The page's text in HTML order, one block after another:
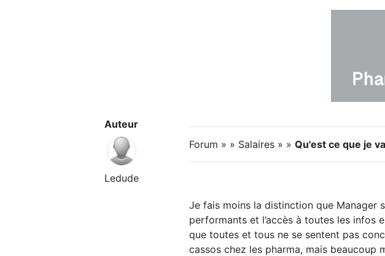
Auteur
Ledude
Forum » » Salaires » » Qu'est ce que je
Je fais moins la distinction que Manager
performants et l’accès à toutes les infos
que toutes et tous ne se sentent pas
cassos chez les pharma, mais beaucoup